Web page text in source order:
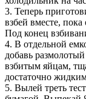
3. Теперь
взбей вместе,
Под конец
4. В отдельной
добавь
взбитым яйцам,
достаточно
5. Вылей треть